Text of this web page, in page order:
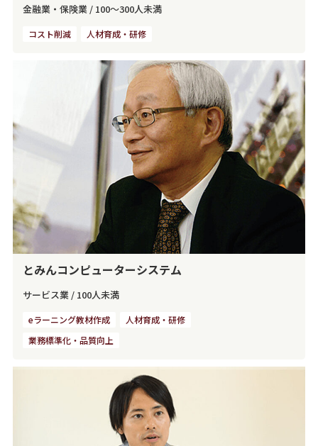
金融業・保険業 / 100～300人未満
コスト削減 人材育成・研修
とみんコンピューターシステム
サービス業 / 100人未満
eラーニング教材作成
人材育成・研修
業務標準化・品質向上